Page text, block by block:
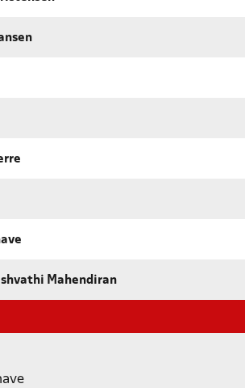
Mahendiran